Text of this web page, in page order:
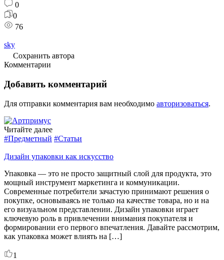
0
0
76
sky
Сохранить автора
Комментарии
Добавить комментарий
Для отправки комментария вам необходимо авторизоваться.
Читайте далее
#Предметный #Статьи
Дизайн упаковки как искусство
Упаковка — это не просто защитный слой для продукта, это
мощный инструмент маркетинга и коммуникации.
Современные потребители зачастую принимают решения о
покупке, основываясь не только на качестве товара, но и на
его визуальном представлении. Дизайн упаковки играет
ключевую роль в привлечении внимания покупателя и
формировании его первого впечатления. Давайте рассмотрим,
как упаковка может влиять на […]
1